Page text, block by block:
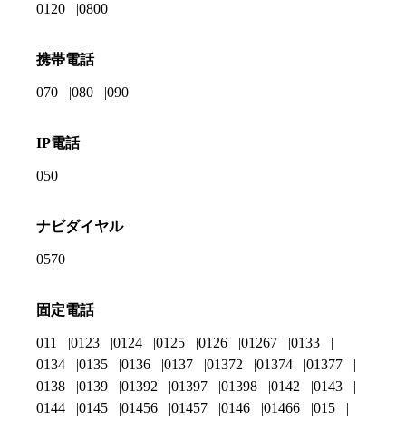
0120 0800
携帯電話
070 080 090
IP電話
050
ナビダイヤル
0570
固定電話
011 0123 0124 0125 0126 01267
0133
0134
0135 0136 0137 01372 01374
01377
0138
0139 01392 01397 01398 0142
0143
0144
0145 01456 01457 0146 01466
015